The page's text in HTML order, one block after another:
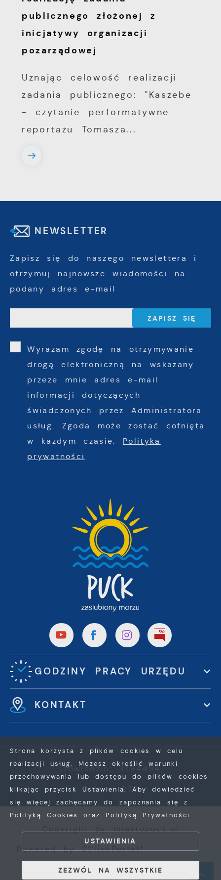
publicznego złożonej z
inicjatywy organizacji
pozarządowej
Uznając celowość realizacji
zadania publicznego: "Kaszebe
- czytanie performatywne
reportażu Tomasza...
NEWSLETTER
Zapisz się do naszego newslettera i
otrzymuj najnowsze wiadomości na
podany adres e-mail
Wyrażam zgodę na otrzymywanie
drogą elektroniczną na wskazany
przeze mnie adres e-mail
informacji dotyczących
świadczonych przez Administratora
usług. Zgoda może zostać cofnięta
w każdym czasie. Polityka
prywatności
GODZINY PRACY URZĘDU
KONTAKT
Odwiedzin: 3784494
Online: 278
Powered by2ClickPortal®
- Portale nowej generacji
Strona korzysta z plików cookies w celu
realizacji usług. Możesz określić warunki
przechowywania lub dostępu do plików cookies
klikając przycisk Ustawienia. Aby dowiedzieć
się więcej zachęcamy do zapoznania się z
Polityką Cookies oraz Polityką Prywatności.
USTAWIENIA
ZEZWÓL NA WSZYSTKIE
ZAPISZ WYBRANE